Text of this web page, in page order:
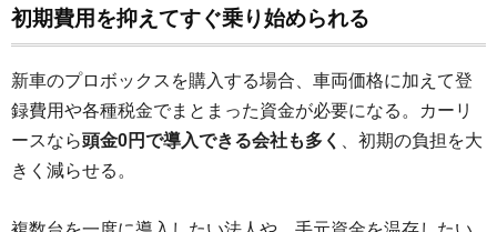
初期費用を抑えてすぐ乗り始められる
新車のプロボックスを購入する場合、車両価格に加えて登
録費用や各種税金でまとまった資金が必要になる。カーリ
ースなら頭金0円で導入できる会社も多く
、初期の負担を大
きく減らせる。